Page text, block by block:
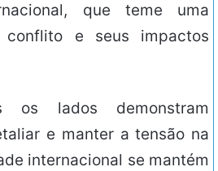
que teme uma
conflito e seus impactos
os lados demonstram
e manter a tensão na
internacional se mantém